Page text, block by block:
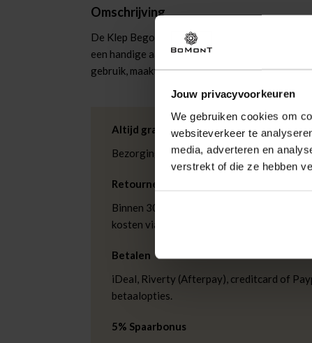
Jouw privacyvoorkeuren
We gebruiken cookies om
websiteverkeer te
media, adverteren en
verstrekt of die ze hebben
Omschrijving
De Klep Begonia Visor van Barts is een
een handige aanschuifsluiting biedt deze cap
gebruik, maakt deze cap elke outfit compleet
Altijd gratis bezorging
Bezorging is altijd gratis, binnen 1-3
Retourneren
Binnen 30 dagen eenvoudig retourneren
kosten via PostNL. In de Bomont winkels
Betalen
iDeal, Riverty (Afterpay), creditcard of
betaalopties.
5% Spaarbonus